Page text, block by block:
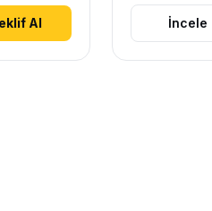
Al
İncele